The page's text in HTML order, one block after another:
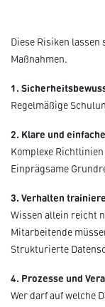
Diese Risiken
Maßnahmen.
1.
Regelmäßige
2. Klare und
Komplexe
Einprägsame
3. Verhalten
Wissen allein reicht
Mitarbeitende
Strukturierte
4. Prozesse und
Wer darf auf welche